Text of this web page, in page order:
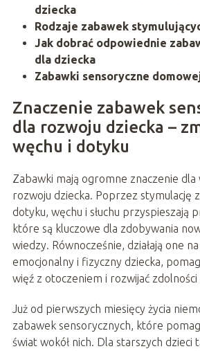
dziecka
Rodzaje zabawek
Jak dobrać odpowiednie
dla dziecka
Zabawki sensoryczne
Znaczenie zabawek
dla rozwoju dziecka –
węchu i dotyku
Zabawki mają ogromne znaczenie
rozwoju dziecka. Poprzez stymulację
dotyku, węchu i słuchu przyspieszają
które są kluczowe dla zdobywania
wiedzy. Równocześnie, działają one
emocjonalny i fizyczny dziecka,
więź z otoczeniem i rozwijać
Już od pierwszych miesięcy życia
zabawek sensorycznych, które
świat wokół nich. Dla starszych dzieci